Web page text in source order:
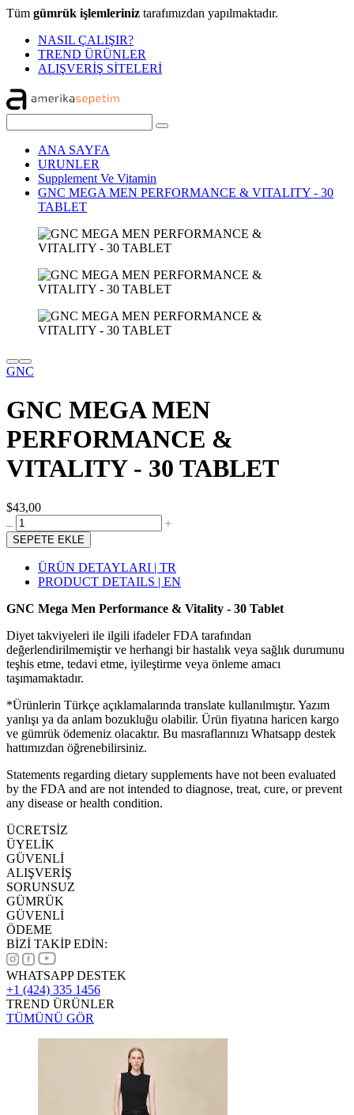
Tüm gümrük işlemleriniz tarafımızdan yapılmaktadır.
NASIL ÇALIŞIR?
TREND ÜRÜNLER
ALIŞVERİŞ SİTELERİ
ANA SAYFA
URUNLER
Supplement Ve Vitamin
GNC MEGA MEN PERFORMANCE & VITALITY - 30
TABLET
GNC
GNC MEGA MEN
PERFORMANCE &
VITALITY - 30 TABLET
$43,00
SEPETE EKLE
ÜRÜN DETAYLARI | TR
PRODUCT DETAILS | EN
GNC Mega Men Performance & Vitality - 30 Tablet
Diyet takviyeleri ile ilgili ifadeler FDA tarafından
değerlendirilmemiştir ve herhangi bir hastalık veya sağlık durumunu
teşhis etme, tedavi etme, iyileştirme veya önleme amacı
taşımamaktadır.
*Ürünlerin Türkçe açıklamalarında translate kullanılmıştır. Yazım
yanlışı ya da anlam bozukluğu olabilir. Ürün fiyatına haricen kargo
ve gümrük ödemeniz olacaktır. Bu masraflarınızı Whatsapp destek
hattımızdan öğrenebilirsiniz.
Statements regarding dietary supplements have not been evaluated
by the FDA and are not intended to diagnose, treat, cure, or prevent
any disease or health condition.
ÜCRETSİZ
ÜYELİK
GÜVENLİ
ALIŞVERİŞ
SORUNSUZ
GÜMRÜK
GÜVENLİ
ÖDEME
BİZİ TAKİP EDİN:
WHATSAPP DESTEK
+1 (424) 335 1456
TREND ÜRÜNLER
TÜMÜNÜ GÖR